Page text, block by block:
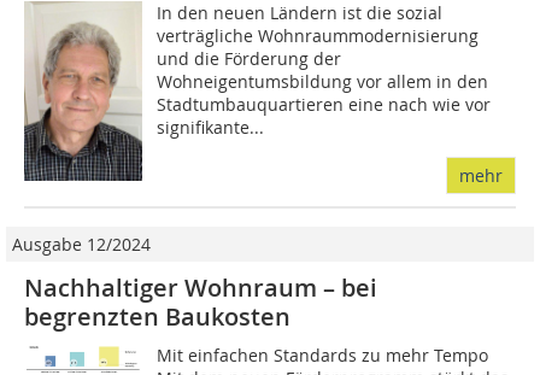
In den neuen Ländern ist die sozial
verträgliche Wohnraummodernisierung
und die Förderung der
Wohneigentumsbildung vor allem in den
Stadtumbauquartieren eine nach wie vor
signifikante...
mehr
Ausgabe 12/2024
Nachhaltiger Wohnraum – bei
begrenzten Baukosten
Mit einfachen Standards zu mehr Tempo